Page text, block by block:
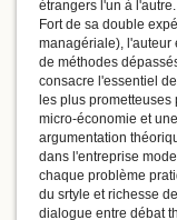
étrangers l'un à
Fort de sa double
managériale), l'auteur
de méthodes
consacre l'essentiel
les plus
micro-économie et
argumentation
dans l'entreprise
chaque problème
du srtyle et richesse
dialogue entre débat